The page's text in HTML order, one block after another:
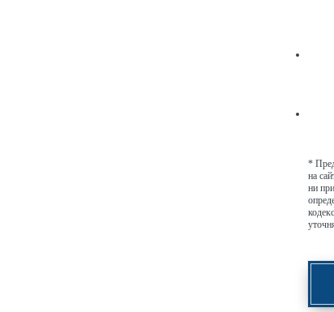
*
на
ни